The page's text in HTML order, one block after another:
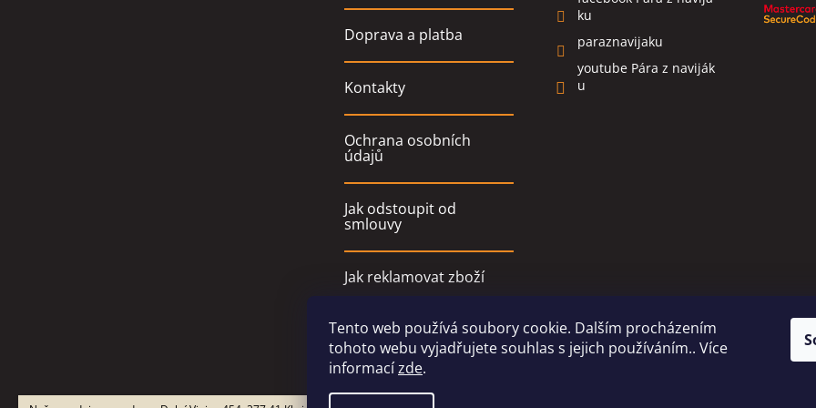
Tento web používá soubory cookie. Dalším procházením
tohoto webu vyjadřujete souhlas s jejich používáním.. Více
informacízde.
Doprava a platba
Kontakty
Ochrana osobních
údajů
Jak odstoupit od
smlouvy
Jak reklamovat zboží
Obchodní podmínky
ku
paraznavijaku
youtube Pára z naviják
u